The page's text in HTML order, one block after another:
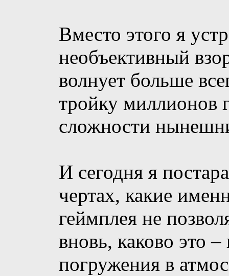
Вместо этого я
необъективный
волнует больше
тройку миллионов
сложности
И сегодня я
чертах, какие
геймплея не
вновь, каково это
погружения в